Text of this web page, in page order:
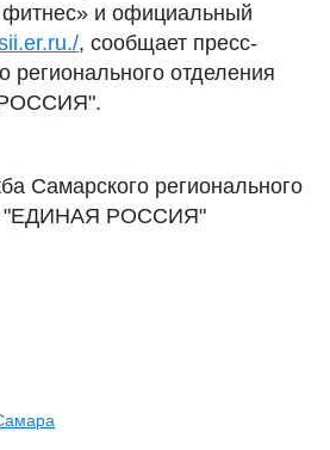
и официальный
, сообщает пресс-
регионального отделения
Самарского регионального
"ЕДИНАЯ РОССИЯ"